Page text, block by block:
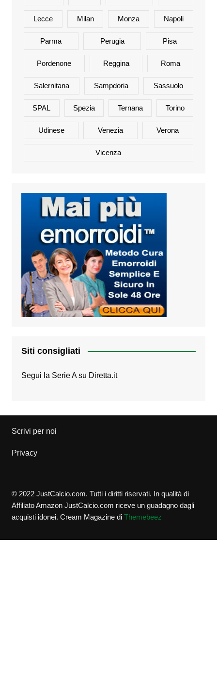
Lecce Milan Monza Napoli
Parma Perugia Pisa
Pordenone Reggina Roma
Salernitana Sampdoria Sassuolo
SPAL Spezia Ternana Torino
Udinese Venezia Verona
Vicenza
Siti consigliati
Segui la Serie A su Diretta.it
Scrivi per noi
Privacy
© 2022 JustCalcio.com. Tutti i diritti riservati. In qualità di
Affiliato Amazon JustCalcio.com riceve un guadagno dagli
acquisti idonei. Cream Magazine di Themebeez